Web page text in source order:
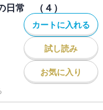
日常 （４）
カートに入れる
試し読み
お気に入り